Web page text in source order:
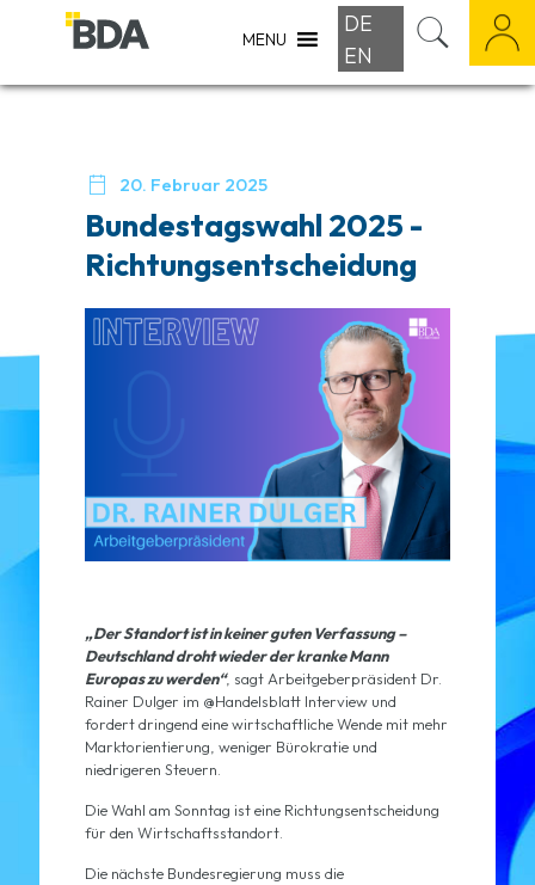
MENU
DE
EN
 20. Februar 2025
Bundestagswahl 2025 -
Richtungsentscheidung
„Der Standort ist in keiner guten Verfassung –
Deutschland droht wieder der kranke Mann
Europas zu werden“, sagt Arbeitgeberpräsident Dr.
Rainer Dulger im @Handelsblatt Interview und
fordert dringend eine wirtschaftliche Wende mit mehr
Marktorientierung, weniger Bürokratie und
niedrigeren Steuern.
Die Wahl am Sonntag ist eine Richtungsentscheidung
für den Wirtschaftsstandort.
Die nächste Bundesregierung muss die